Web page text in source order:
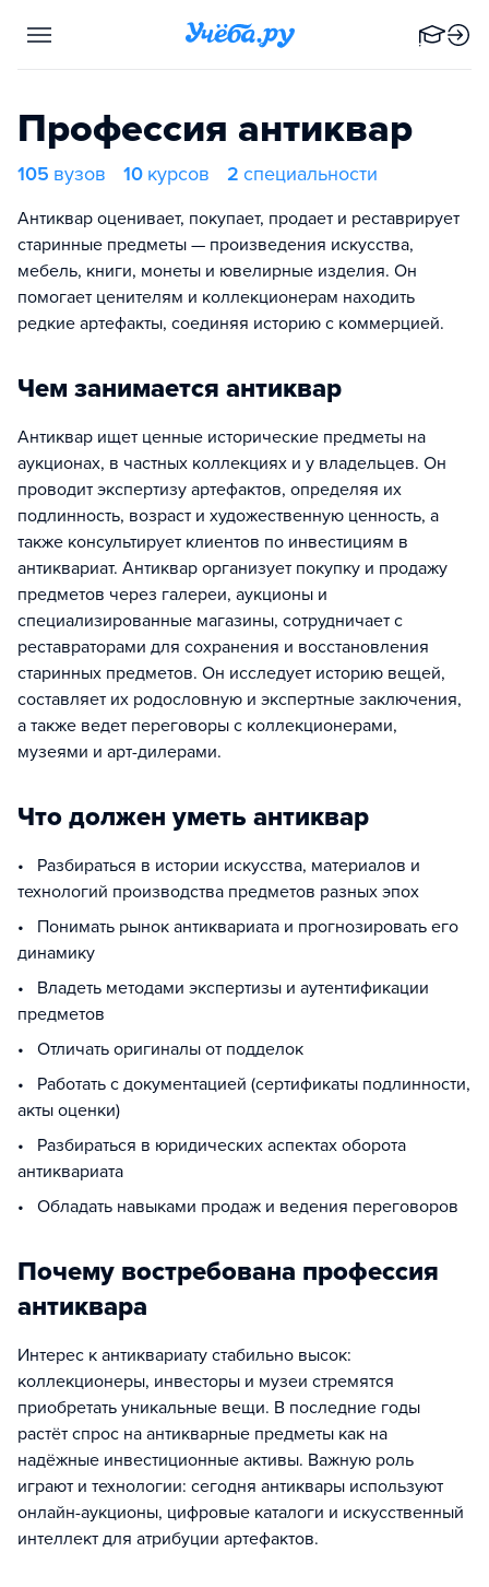
Профессия антиквар
105 вузов 10 курсов 2 специальности
Антиквар оценивает, покупает, продает и реставрирует
старинные предметы — произведения искусства,
мебель, книги, монеты и ювелирные изделия. Он
помогает ценителям и коллекционерам находить
редкие артефакты, соединяя историю с коммерцией.
Чем занимается антиквар
Антиквар ищет ценные исторические предметы на
аукционах, в частных коллекциях и у владельцев. Он
проводит экспертизу артефактов, определяя их
подлинность, возраст и художественную ценность, а
также консультирует клиентов по инвестициям в
антиквариат. Антиквар организует покупку и продажу
предметов через галереи, аукционы и
специализированные магазины, сотрудничает с
реставраторами для сохранения и восстановления
старинных предметов. Он исследует историю вещей,
составляет их родословную и экспертные заключения,
а также ведет переговоры с коллекционерами,
музеями и арт-дилерами.
Что должен уметь антиквар
• Разбираться в истории искусства, материалов и
технологий производства предметов разных эпох
• Понимать рынок антиквариата и прогнозировать его
динамику
• Владеть методами экспертизы и аутентификации
предметов
• Отличать оригиналы от подделок
• Работать с документацией (сертификаты подлинности,
акты оценки)
• Разбираться в юридических аспектах оборота
антиквариата
• Обладать навыками продаж и ведения переговоров
Почему востребована профессия
антиквара
Интерес к антиквариату стабильно высок:
коллекционеры, инвесторы и музеи стремятся
приобретать уникальные вещи. В последние годы
растёт спрос на антикварные предметы как на
надёжные инвестиционные активы. Важную роль
играют и технологии: сегодня антиквары используют
онлайн-аукционы, цифровые каталоги и искусственный
интеллект для атрибуции артефактов.